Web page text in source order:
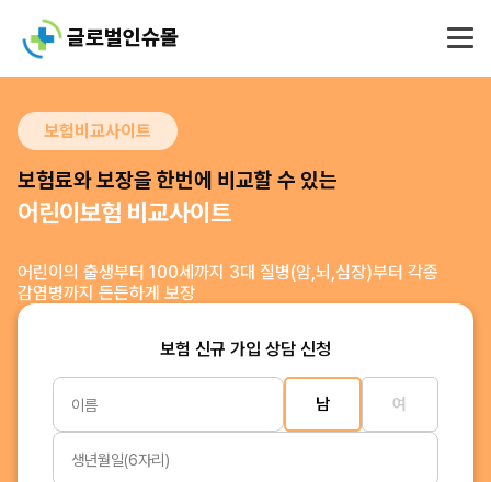
글로벌인슈몰
보험비교사이트
보험료와 보장을 한번에 비교할 수 있는
어린이보험 비교사이트
어린이의 출생부터 100세까지 3대 질병(암,뇌,심장)부터 각종
감염병까지 든든하게 보장
보험 신규 가입 상담 신청
남 여